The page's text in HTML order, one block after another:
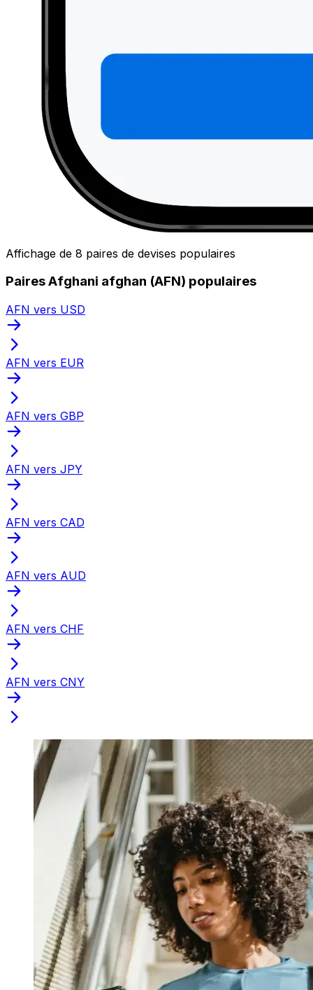
Affichage de 8 paires de devises populaires
Paires Afghani afghan (AFN) populaires
AFN vers USD
AFN vers EUR
AFN vers GBP
AFN vers JPY
AFN vers CAD
AFN vers AUD
AFN vers CHF
AFN vers CNY